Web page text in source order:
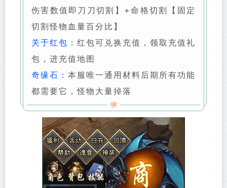
伤害数值即刀刀切割】+命格切割【固定
切割怪物血量百分比】
关于红包： 红包可兑换充值，领取充值礼
包，进充值地图
奇缘石： 本服唯一通用材料后期所有功能
都需要它，怪物大量掉落